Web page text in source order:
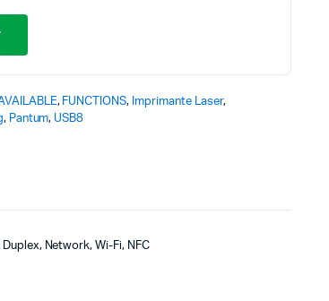
, FUNCTIONS, Imprimante Laser,
, Pantum, USB8
Network, Wi-Fi, NFC